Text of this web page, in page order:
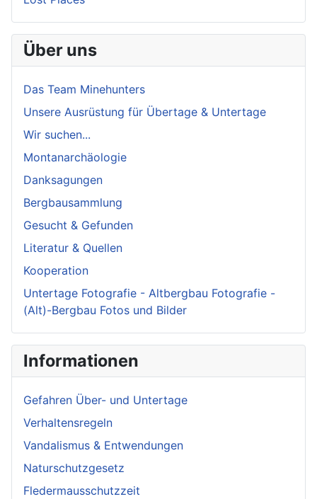
Über uns
Das Team Minehunters
Unsere Ausrüstung für Übertage & Untertage
Wir suchen...
Montanarchäologie
Danksagungen
Bergbausammlung
Gesucht & Gefunden
Literatur & Quellen
Kooperation
Untertage Fotografie - Altbergbau Fotografie -
(Alt)-Bergbau Fotos und Bilder
Informationen
Gefahren Über- und Untertage
Verhaltensregeln
Vandalismus & Entwendungen
Naturschutzgesetz
Fledermausschutzzeit